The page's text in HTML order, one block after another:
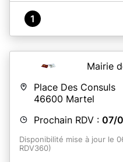
1
Mairie
Place Des Consuls
46600 Martel
Prochain RDV : 07/
Disponibilité mise à jour le
RDV360)